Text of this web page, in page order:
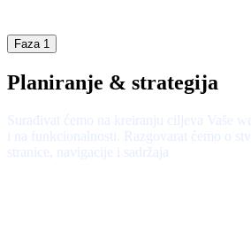
Faza 1
Planiranje & strategija
Surađivat ćemo na kreiranju ciljeva Vaše
i na funkcionalnosti. Razgovarat ćemo o
stranice, navigacije i sadržaja